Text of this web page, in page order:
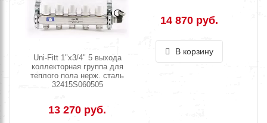
Uni-Fitt 1"х3/4" 5 выхода
коллекторная группа для
теплого пола нерж. сталь
32415S060505
13 270 руб.
14 870 руб.
В корзину